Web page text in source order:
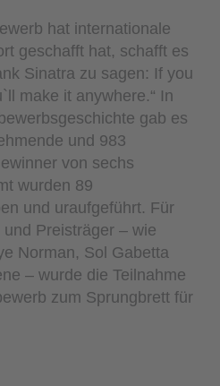
hat internationale
geschafft hat, schafft es
Sinatra zu sagen: If you
make it anywhere.“ In
gab es
und 983
von sechs
wurden 89
und uraufgeführt. Für
Preisträger – wie
Norman, Sol Gabetta
– wurde die Teilnahme
zum Sprungbrett für